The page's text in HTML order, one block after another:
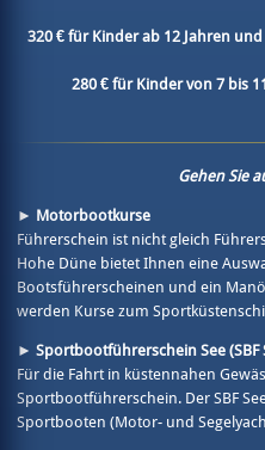
320 € für Kinder ab 12 Jahren
280 € für Kinder von 7 bis
Gehen Sie
► Motorbootkurse
Führerschein ist nicht gleich
Hohe Düne bietet Ihnen eine
Bootsführerscheinen und ein
werden Kurse zum
► Sportbootführerschein See (SBF
Für die Fahrt in küstennahen
Sportbootführerschein. Der SBF
Sportbooten (Motor- und